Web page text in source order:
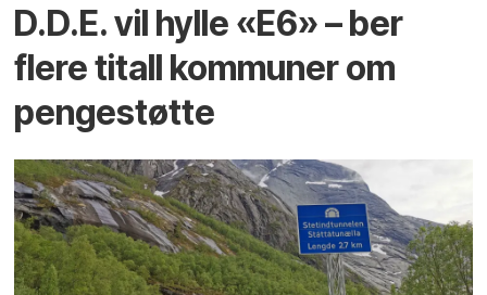
D.D.E. vil hylle «E6» – ber
flere titall kommuner om
pengestøtte